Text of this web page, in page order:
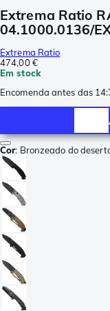
Extrema Ratio
04.1000.0136/
Extrema Ratio
474,00 €
Em stock
Encomenda antes das
Cor: Bronzeado do